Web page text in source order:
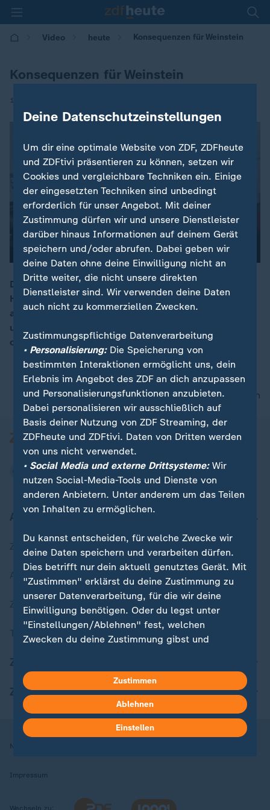
Video heute Konsequenzen für Weinstein
Konsequenzen für Weinstein
15.10.2017 | 09:12
00:05
Der in einen Sexskandal verwickelte Filmproduzent
Harvey Weinstein ist aus der US-Filmakademie
ausgeschlossen worden. Schauspielerinnen, Models
und andere Frauen werfen ihm vor, sie vergewaltigt
oder sexuell belästigt zu haben.
nach oben
Zuletzt veröffentlicht
Aktuelle Sendungs-Videos
ZDFheute Stories
Themen im Überblick
ZDFheute Apps
Nutzungsbedingungen
Impressum
Wechseln zu:
Deine Datenschutzeinstellungen
Um dir eine optimale Website von ZDF, ZDFheute
und ZDFtivi präsentieren zu können, setzen wir
Cookies und vergleichbare Techniken ein. Einige
der eingesetzten Techniken sind unbedingt
erforderlich für unser Angebot. Mit deiner
Zustimmung dürfen wir und unsere Dienstleister
darüber hinaus Informationen auf deinem Gerät
speichern und/oder abrufen. Dabei geben wir
deine Daten ohne deine Einwilligung nicht an
Dritte weiter, die nicht unsere direkten
Dienstleister sind. Wir verwenden deine Daten
auch nicht zu kommerziellen Zwecken.
Zustimmungspflichtige Datenverarbeitung
• Personalisierung:Die Speicherung von
bestimmten Interaktionen ermöglicht uns, dein
Erlebnis im Angebot des ZDF an dich anzupassen
und Personalisierungsfunktionen anzubieten.
Dabei personalisieren wir ausschließlich auf
Basis deiner Nutzung von ZDF Streaming, der
ZDFheute und ZDFtivi. Daten von Dritten werden
von uns nicht verwendet.
• Social Media und externe Drittsysteme:Wir
nutzen Social-Media-Tools und Dienste von
anderen Anbietern. Unter anderem um das Teilen
von Inhalten zu ermöglichen.
Du kannst entscheiden, für welche Zwecke wir
deine Daten speichern und verarbeiten dürfen.
Dies betrifft nur dein aktuell genutztes Gerät. Mit
"Zustimmen" erklärst du deine Zustimmung zu
unserer Datenverarbeitung, für die wir deine
Einwilligung benötigen. Oder du legst unter
"Einstellungen/Ablehnen" fest, welchen
Zwecken du deine Zustimmung gibst und
in deinen Einstellungen widerrufen oder ändern.
Hier findest du das Impressum.
Weitere Informationen findest du in unserer
Datenschutzerklärung.
Zustimmen
Ablehnen
Einstellen